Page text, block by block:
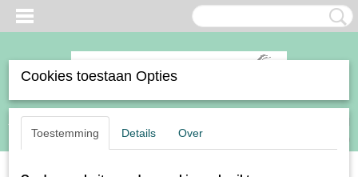
Inloggen Registreren
(0)
Cookies toestaan Opties
Toestemming Details Over